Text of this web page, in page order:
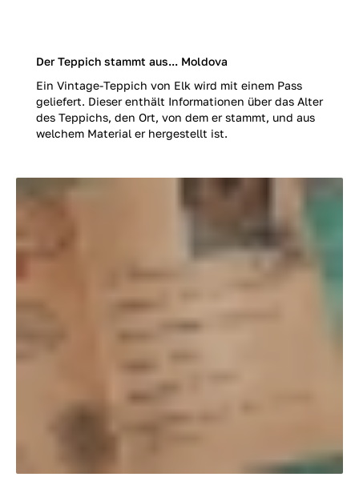
Der Teppich stammt aus... Moldova
Ein Vintage-Teppich von Elk wird mit einem Pass
geliefert. Dieser enthält Informationen über das Alter
des Teppichs, den Ort, von dem er stammt, und aus
welchem Material er hergestellt ist.